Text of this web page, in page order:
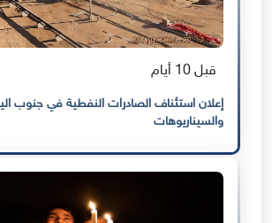
قبل 10 أيام
إعلان استئناف الصادرات النفطية في جنوب
والسيناريوهات